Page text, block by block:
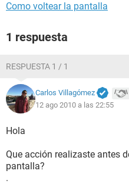
Como voltear la pantalla
1 respuesta
RESPUESTA 1 / 1
Carlos Villagómez
12 ago 2010 a las 22:55
Hola
Que acción realizaste antes
pantalla?
.